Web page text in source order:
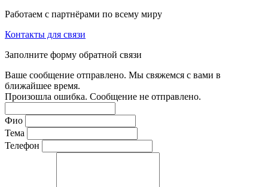
Работаем с партнёрами по всему миру
Контакты для связи
Заполните форму обратной связи
Ваше сообщение отправлено. Мы свяжемся с вами в
ближайшее время.
Произошла ошибка. Сообщение не отправлено.
Фио
Тема
Телефон